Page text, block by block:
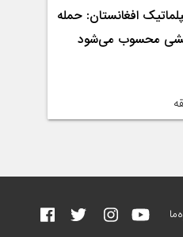
افغانستان: حمله
محسوب می‌شود